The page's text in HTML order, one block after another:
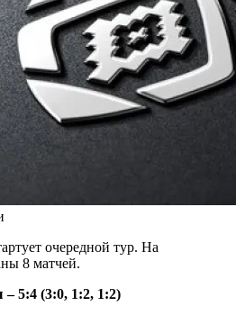
очередной тур. На
8 матчей.
5:4 (3:0, 1:2, 1:2)